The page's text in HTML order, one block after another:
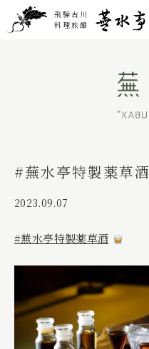
飛騨古川
料理旅館
#蕪水亭特製薬草酒
2023.09.07
#蕪水亭特製薬草酒